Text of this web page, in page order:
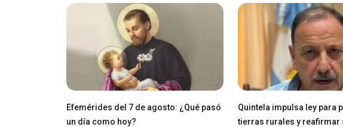
Efemérides del 7 de agosto: ¿Qué pasó
un día como hoy?
Quintela impulsa ley para
tierras rurales y reafirmar